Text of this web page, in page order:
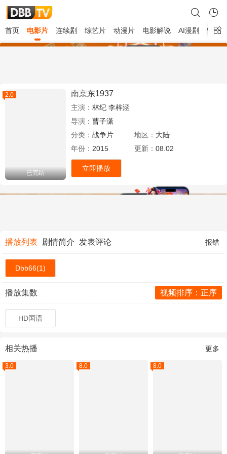
首页 电影片 连续剧 综艺片 动漫片 电影解说 AI漫剧 留言
2.0
已完结
南京东1937
主演： 林纪 李梓涵
导演： 曹子潇
分类： 战争片 地区： 大陆
年份： 2015 更新： 08.02
立即播放
播放列表 剧情简介 发表评论 报错
Dbb66(1)
播放集数 视频排序：正序
HD国语
相关热播 更多
3.0 8.0 8.0